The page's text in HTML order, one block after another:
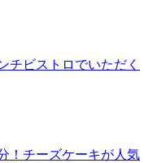
チビストロでいただく
！チーズケーキが人気